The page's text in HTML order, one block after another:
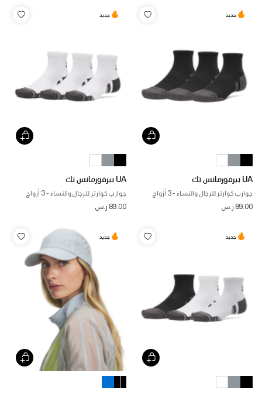
جديد
UA بيرفورمانس تك
جوارب كوارتر للرجال والنساء - 3 أزواج
89.00 ر.س
جديد
UA بيرفورمانس تك
جوارب كوارتر للرجال والنساء - 3 أزواج
89.00 ر.س
جديد جديد